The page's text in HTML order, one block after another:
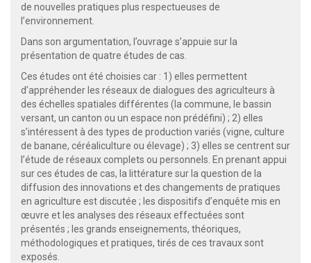
de nouvelles pratiques plus respectueuses de
l’environnement.
Dans son argumentation, l’ouvrage s’appuie sur la
présentation de quatre études de cas.
Ces études ont été choisies car : 1) elles permettent
d’appréhender les réseaux de dialogues des agriculteurs à
des échelles spatiales différentes (la commune, le bassin
versant, un canton ou un espace non prédéfini) ; 2) elles
s’intéressent à des types de production variés (vigne, culture
de banane, céréaliculture ou élevage) ; 3) elles se centrent sur
l’étude de réseaux complets ou personnels. En prenant appui
sur ces études de cas, la littérature sur la question de la
diffusion des innovations et des changements de pratiques
en agriculture est discutée ; les dispositifs d’enquête mis en
œuvre et les analyses des réseaux effectuées sont
présentés ; les grands enseignements, théoriques,
méthodologiques et pratiques, tirés de ces travaux sont
exposés.